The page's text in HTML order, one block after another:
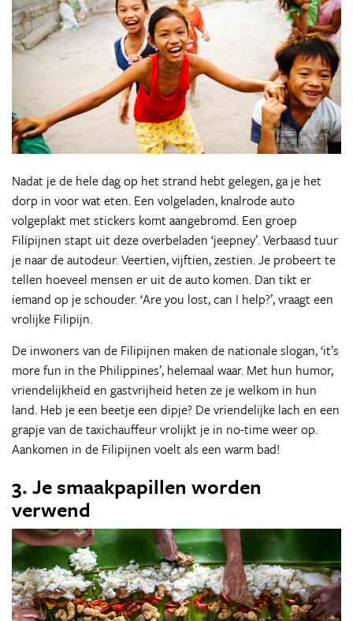
Nadat je de hele dag op het strand hebt gelegen, ga je het
dorp in voor wat eten. Een volgeladen, knalrode auto
volgeplakt met stickers komt aangebromd. Een groep
Filipijnen stapt uit deze overbeladen ‘jeepney’. Verbaasd tuur
je naar de autodeur. Veertien, vijftien, zestien. Je probeert te
tellen hoeveel mensen er uit de auto komen. Dan tikt er
iemand op je schouder. ‘Are you lost, can I help?’, vraagt een
vrolijke Filipijn.
De inwoners van de Filipijnen maken de nationale slogan, ‘it’s
more fun in the Philippines’, helemaal waar. Met hun humor,
vriendelijkheid en gastvrijheid heten ze je welkom in hun
land. Heb je een beetje een dipje? De vriendelijke lach en een
grapje van de taxichauffeur vrolijkt je in no-time weer op.
Aankomen in de Filipijnen voelt als een warm bad!
3. Je smaakpapillen worden
verwend